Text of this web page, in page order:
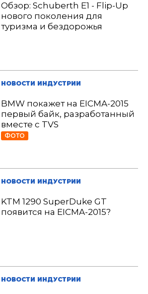
Обзор: Schuberth E1 - Flip-Up
нового поколения для
туризма и бездорожья
НОВОСТИ ИНДУСТРИИ
BMW покажет на EICMA-2015
первый байк, разработанный
вместе с TVS
ФОТО
НОВОСТИ ИНДУСТРИИ
KTM 1290 SuperDuke GT
появится на EICMA-2015?
НОВОСТИ ИНДУСТРИИ